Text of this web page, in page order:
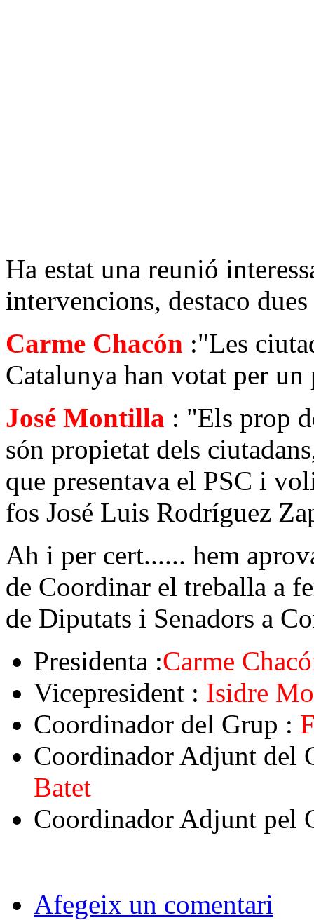
Ha estat una reunió
intervencions, destaco dues
Carme Chacón :"Les
Catalunya han votat per
José Montilla : "Els prop
són propietat dels
que presentava el PSC i
fos José Luis Rodríguez
Ah i per cert...... hem
de Coordinar el treballa a
de Diputats i Senadors a
Presidenta :Carme
Vicepresident : Isidre
Coordinador del Grup :
Coordinador Adjunt del
Batet
Coordinador Adjunt pel
Afegeix un comentari